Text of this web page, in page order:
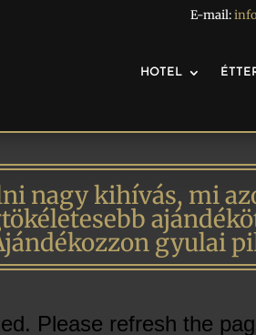
E-mail:
HOTEL
nagy kihívás, mi
gyulai